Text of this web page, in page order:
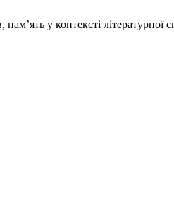
пам’ять у контексті